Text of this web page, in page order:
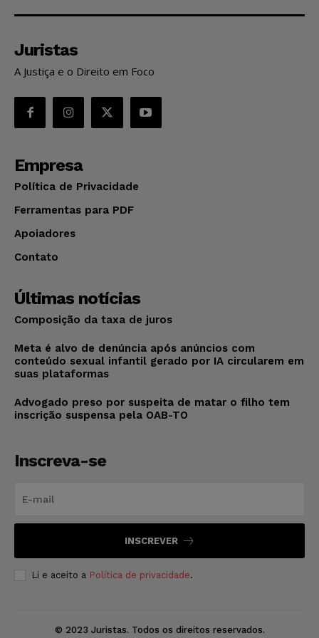
Juristas
A Justiça e o Direito em Foco
Empresa
Política de Privacidade
Ferramentas para PDF
Apoiadores
Contato
Últimas notícias
Composição da taxa de juros
Meta é alvo de denúncia após anúncios com
conteúdo sexual infantil gerado por IA circularem em
suas plataformas
Advogado preso por suspeita de matar o filho tem
inscrição suspensa pela OAB-TO
Inscreva-se
INSCREVER
Li e aceito a Política de privacidade.
© 2023 Juristas. Todos os direitos reservados.